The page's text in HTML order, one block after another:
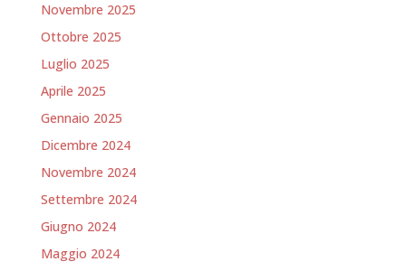
Novembre 2025
Ottobre 2025
Luglio 2025
Aprile 2025
Gennaio 2025
Dicembre 2024
Novembre 2024
Settembre 2024
Giugno 2024
Maggio 2024